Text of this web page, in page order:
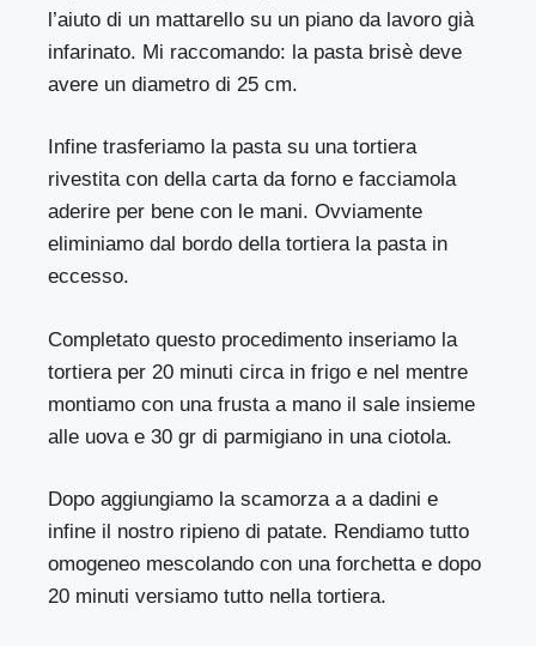
l’aiuto di un mattarello su un piano da lavoro già
infarinato. Mi raccomando: la pasta brisè deve
avere un diametro di 25 cm.
Infine trasferiamo la pasta su una tortiera
rivestita con della carta da forno e facciamola
aderire per bene con le mani. Ovviamente
eliminiamo dal bordo della tortiera la pasta in
eccesso.
Completato questo procedimento inseriamo la
tortiera per 20 minuti circa in frigo e nel mentre
montiamo con una frusta a mano il sale insieme
alle uova e 30 gr di parmigiano in una ciotola.
Dopo aggiungiamo la scamorza a a dadini e
infine il nostro ripieno di patate. Rendiamo tutto
omogeneo mescolando con una forchetta e dopo
20 minuti versiamo tutto nella tortiera.